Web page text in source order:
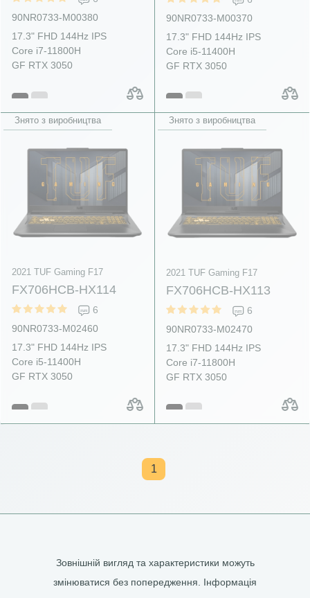
90NR0733-M00380
17.3" FHD 144Hz IPS
Core i7-11800H
GF RTX 3050
90NR0733-M00370
17.3" FHD 144Hz IPS
Core i5-11400H
GF RTX 3050
Знято з виробництва
2021 TUF Gaming F17
FX706HCB-HX114
6
90NR0733-M02460
17.3" FHD 144Hz IPS
Core i5-11400H
GF RTX 3050
Знято з виробництва
2021 TUF Gaming F17
FX706HCB-HX113
6
90NR0733-M02470
17.3" FHD 144Hz IPS
Core i7-11800H
GF RTX 3050
1
Зовнішній вигляд та характеристики можуть
змінюватися без попередження. Інформація